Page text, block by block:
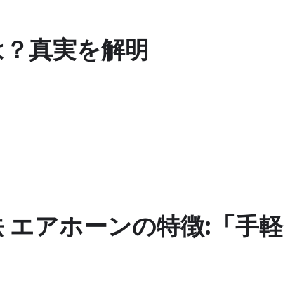
真実を解明
アホーンの特徴:「手軽